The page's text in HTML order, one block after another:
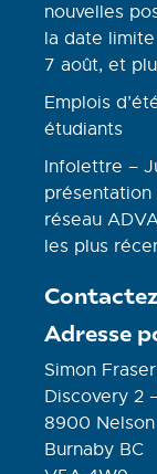
nouvelles
la date
7 août, et
Emplois
étudiants
Infolettre –
présentation
réseau
les plus
Adresse
Simon
Discovery 2
8900
Burnaby BC